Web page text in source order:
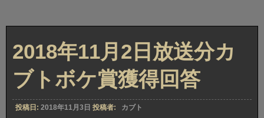
2018年11月2日放送分カ
ブトボケ賞獲得回答
投稿日: 2018年11月3日 投稿者: カブト